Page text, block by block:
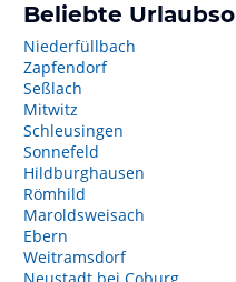
Beliebte
Niederfüllbach
Zapfendorf
Seßlach
Mitwitz
Schleusingen
Sonnefeld
Hildburghausen
Römhild
Maroldsweisach
Ebern
Weitramsdorf